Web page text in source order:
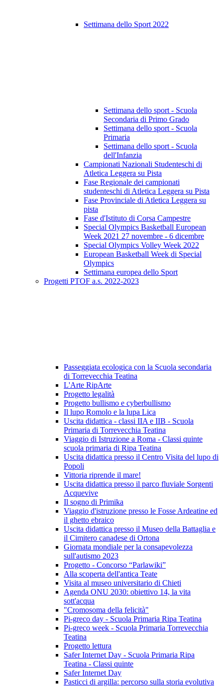
Settimana dello Sport 2022
Settimana dello sport - Scuola
Secondaria di Primo Grado
Settimana dello sport - Scuola
Primaria
Settimana dello sport - Scuola
dell'Infanzia
Campionati Nazionali Studenteschi di
Atletica Leggera su Pista
Fase Regionale dei campionati
studenteschi di Atletica Leggera su Pista
Fase Provinciale di Atletica Leggera su
pista
Fase d'Istituto di Corsa Campestre
Special Olympics Basketball European
Week 2021 27 novembre - 6 dicembre
Special Olympics Volley Week 2022
European Basketball Week di Special
Olympics
Settimana europea dello Sport
Progetti PTOF a.s. 2022-2023
Passeggiata ecologica con la Scuola secondaria
di Torrevecchia Teatina
L'Arte RipArte
Progetto legalità
Progetto bullismo e cyberbullismo
Il lupo Romolo e la lupa Lica
Uscita didattica - classi IIA e IIB - Scuola
Primaria di Torrevecchia Teatina
Viaggio di Istruzione a Roma - Classi quinte
scuola primaria di Ripa Teatina
Uscita didattica presso il Centro Visita del lupo di
Popoli
Vittoria riprende il mare!
Uscita didattica presso il parco fluviale Sorgenti
Acquevive
Il sogno di Primika
Viaggio d'istruzione presso le Fosse Ardeatine ed
il ghetto ebraico
Uscita didattica presso il Museo della Battaglia e
il Cimitero canadese di Ortona
Giornata mondiale per la consapevolezza
sull'autismo 2023
Progetto - Concorso “Parlawiki”
Alla scoperta dell'antica Teate
Visita al museo universitario di Chieti
Agenda ONU 2030: obiettivo 14, la vita
sott'acqua
"Cromosoma della felicità"
Pi-greco day - Scuola Primaria Ripa Teatina
Pi-greco week - Scuola Primaria Torrevecchia
Teatina
Progetto lettura
Safer Internet Day - Scuola Primaria Ripa
Teatina - Classi quinte
Safer Internet Day
Pasticci di argilla: percorso sulla storia evolutiva